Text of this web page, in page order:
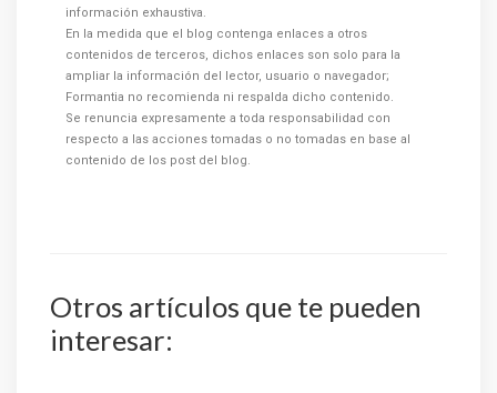
información exhaustiva.
En la medida que el blog contenga enlaces a otros
contenidos de terceros, dichos enlaces son solo para la
ampliar la información del lector, usuario o navegador;
Formantia no recomienda ni respalda dicho contenido.
Se renuncia expresamente a toda responsabilidad con
respecto a las acciones tomadas o no tomadas en base al
contenido de los post del blog.
Otros artículos que te pueden
interesar: